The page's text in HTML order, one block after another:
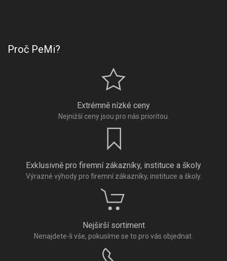
Proč PeMi?
Extrémně nízké ceny
Nejnižší ceny jsou pro nás prioritou.
Exklusivně pro firemní zákazníky, instituce a školy
Výrazné výhody pro firemní zákazníky, instituce a školy.
Nejširší sortiment
Nenajdete-li vše, pokusíme se to pro vás objednat.